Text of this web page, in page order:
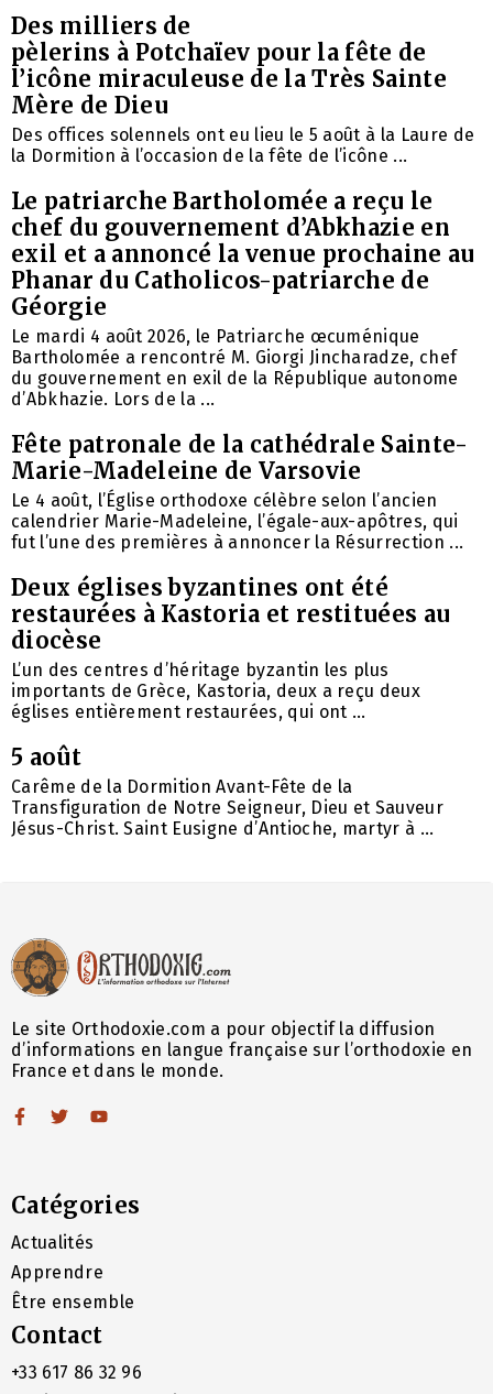
Des milliers de
pèlerins à Potchaïev pour la fête de
l’icône miraculeuse de la Très Sainte
Mère de Dieu
Des offices solennels ont eu lieu le 5 août à la Laure de
la Dormition à l’occasion de la fête de l’icône ...
Le patriarche Bartholomée a reçu le
chef du gouvernement d’Abkhazie en
exil et a annoncé la venue prochaine au
Phanar du Catholicos-patriarche de
Géorgie
Le mardi 4 août 2026, le Patriarche œcuménique
Bartholomée a rencontré M. Giorgi Jincharadze, chef
du gouvernement en exil de la République autonome
d’Abkhazie. Lors de la ...
Fête patronale de la cathédrale Sainte-
Marie-Madeleine de Varsovie
Le 4 août, l’Église orthodoxe célèbre selon l’ancien
calendrier Marie-Madeleine, l’égale-aux-apôtres, qui
fut l’une des premières à annoncer la Résurrection ...
Deux églises byzantines ont été
restaurées à Kastoria et restituées au
diocèse
L’un des centres d’héritage byzantin les plus
importants de Grèce, Kastoria, deux a reçu deux
églises entièrement restaurées, qui ont ...
5 août
Carême de la Dormition Avant-Fête de la
Transfiguration de Notre Seigneur, Dieu et Sauveur
Jésus-Christ. Saint Eusigne d’Antioche, martyr à ...
Le site Orthodoxie.com a pour objectif la diffusion
d’informations en langue française sur l’orthodoxie en
France et dans le monde.
Catégories
Actualités
Apprendre
Être ensemble
Contact
+33 617 86 32 96